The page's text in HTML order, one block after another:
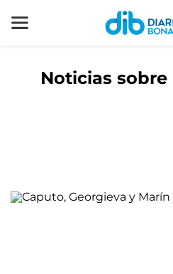
Noticias sobre